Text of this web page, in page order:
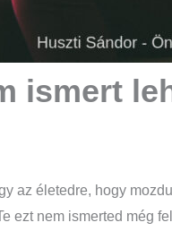
ismert
az életedre, hogy
ezt nem ismerted még